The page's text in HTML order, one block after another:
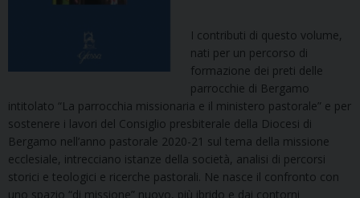
I contributi di questo volume,
nati per un percorso di
formazione dei preti delle
parrocchie di Bergamo
intitolato “La parrocchia missionaria e il ministero pastorale” e per
sostenere i lavori del Consiglio presbiterale della Diocesi di
Bergamo nell’anno pastorale 2020-21 sul tema della missione
ecclesiale, intrecciano istanze della società, analisi di percorsi
storici e teologici e ricerche pastorali. Ne nasce il confronto con
uno spazio “di missione” nuovo, più ibrido e dai contorni